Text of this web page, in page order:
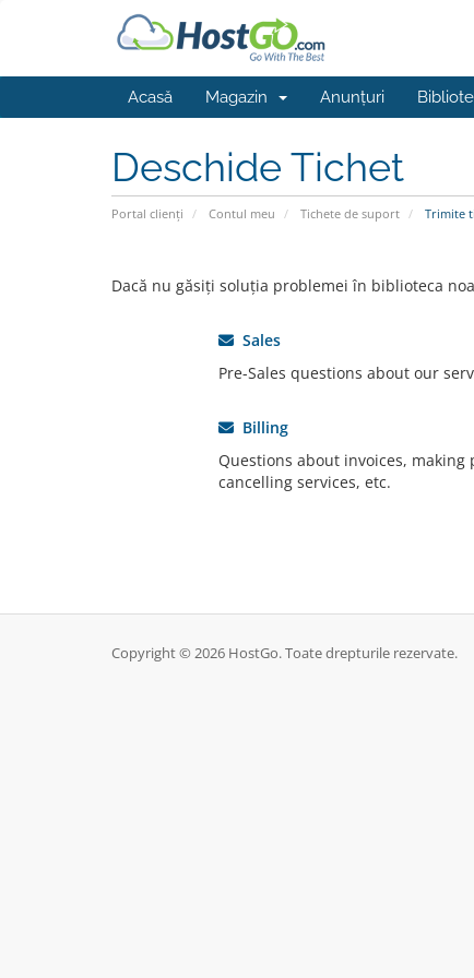
Acasă Magazin Anunțuri
Deschide Tichet
Portal clienți Contul meu Tichete de suport Trimite
Dacă nu găsiți soluția problemei în biblioteca
Sales
Pre-Sales questions about our
Billing
Questions about invoices,
cancelling services, etc.
Copyright © 2026 HostGo. Toate drepturile rezervate.